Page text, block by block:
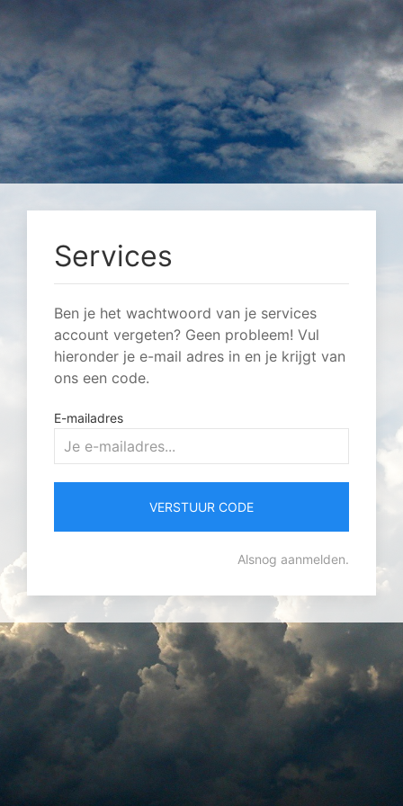
Services
Ben je het wachtwoord van je services
account vergeten? Geen probleem! Vul
hieronder je e-mail adres in en je krijgt van
ons een code.
E-mailadres
VERSTUUR CODE
Alsnog aanmelden.